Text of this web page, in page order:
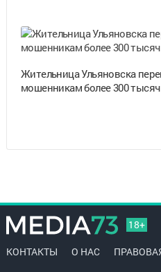
Жительница Ульяновска
мошенникам более 300
18+
КОНТАКТЫ О НАС